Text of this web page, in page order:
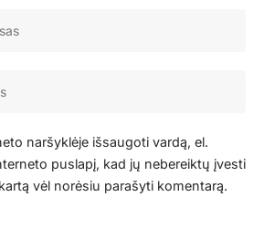
naršyklėje išsaugoti vardą, el.
puslapį, kad jų nebereiktų įvesti
vėl norėsiu parašyti komentarą.